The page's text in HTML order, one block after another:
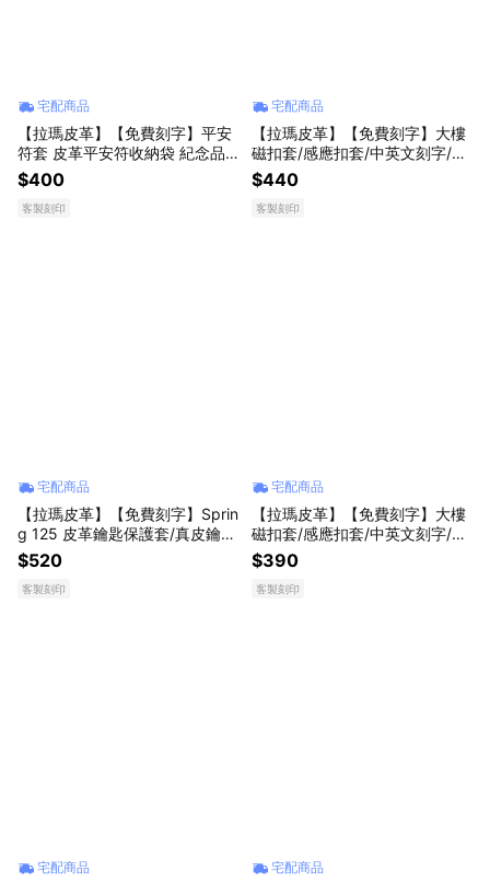
宅配商品
【拉瑪皮革】【免費刻字】平安
符套 皮革平安符收納袋 紀念品
皮件 真皮 #聖誕禮物 #生日禮物
$400
客製刻印
宅配商品
【拉瑪皮革】【免費刻字】大樓
磁扣套/感應扣套/中英文刻字/典
雅防脫落配件 #聖誕禮物 #生日
禮物
$440
客製刻印
宅配商品
【拉瑪皮革】【免費刻字】Sprin
g 125 皮革鑰匙保護套/真皮鑰匙
保護套/PGO Keyless #聖誕禮物
#生日禮物
$520
客製刻印
宅配商品
【拉瑪皮革】【免費刻字】大樓
磁扣套/感應扣套/中英文刻字/螺
絲扣勾勾配件 #聖誕禮物 #生日
禮物
$390
客製刻印
宅配商品 宅配商品